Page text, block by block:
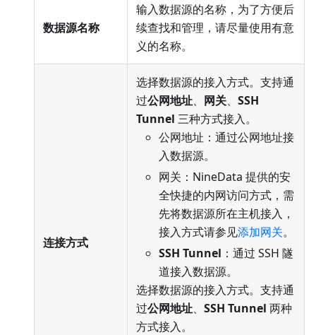
数据源名称
输入数据源的名称，为了方便后
续查找和管理，请尽量使用有意
义的名称。
连接方式
选择数据源的接入方式。支持通
过公网地址、 网关、 SSH
Tunnel 三种方式接入。
公网地址：通过公网地址接
入数据源。
网关：NineData 提供的安
全快捷的内网访问方式，需
先将数据源所在主机接入，
接入方式请参见添加网关。
SSH Tunnel ：通过 SSH 隧
道接入数据源。
选择数据源的接入方式。支持通
过公网地址、 SSH Tunnel 两种
方式接入。